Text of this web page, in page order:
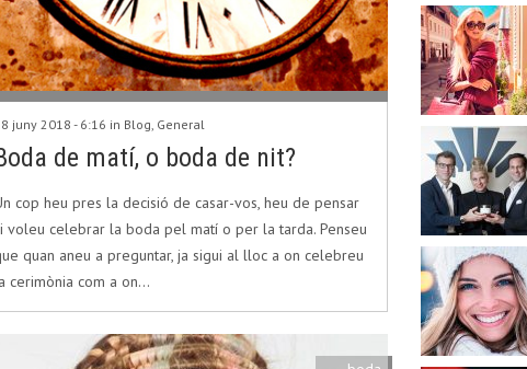
juny 2018 - 6:16 in Blog General
de matí, o boda de nit?
cop heu pres la decisió de casar-vos, heu de pensar
voleu celebrar la boda pel matí o per la tarda. Penseu
quan aneu a preguntar, ja sigui al lloc a on celebreu
cerimònia com a on…